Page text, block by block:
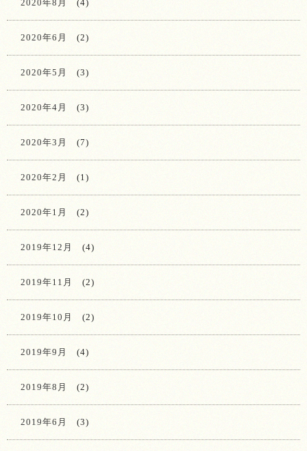
2020年8月 (4)
2020年6月 (2)
2020年5月 (3)
2020年4月 (3)
2020年3月 (7)
2020年2月 (1)
2020年1月 (2)
2019年12月 (4)
2019年11月 (2)
2019年10月 (2)
2019年9月 (4)
2019年8月 (2)
2019年6月 (3)